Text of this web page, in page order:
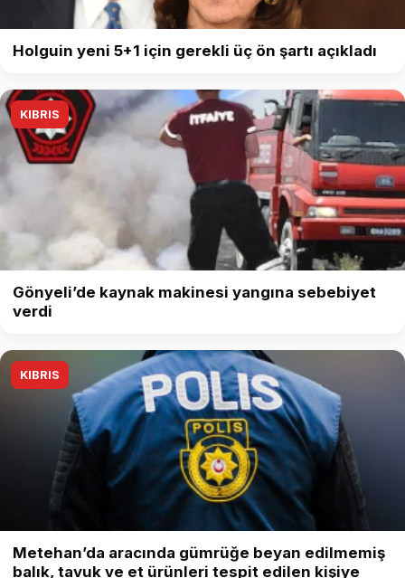
Holguin yeni 5+1 için gerekli üç ön şartı açıkladı
KIBRIS
Gönyeli’de kaynak makinesi yangına sebebiyet
verdi
KIBRIS
Metehan’da aracında gümrüğe beyan edilmemiş
balık, tavuk ve et ürünleri tespit edilen kişiye